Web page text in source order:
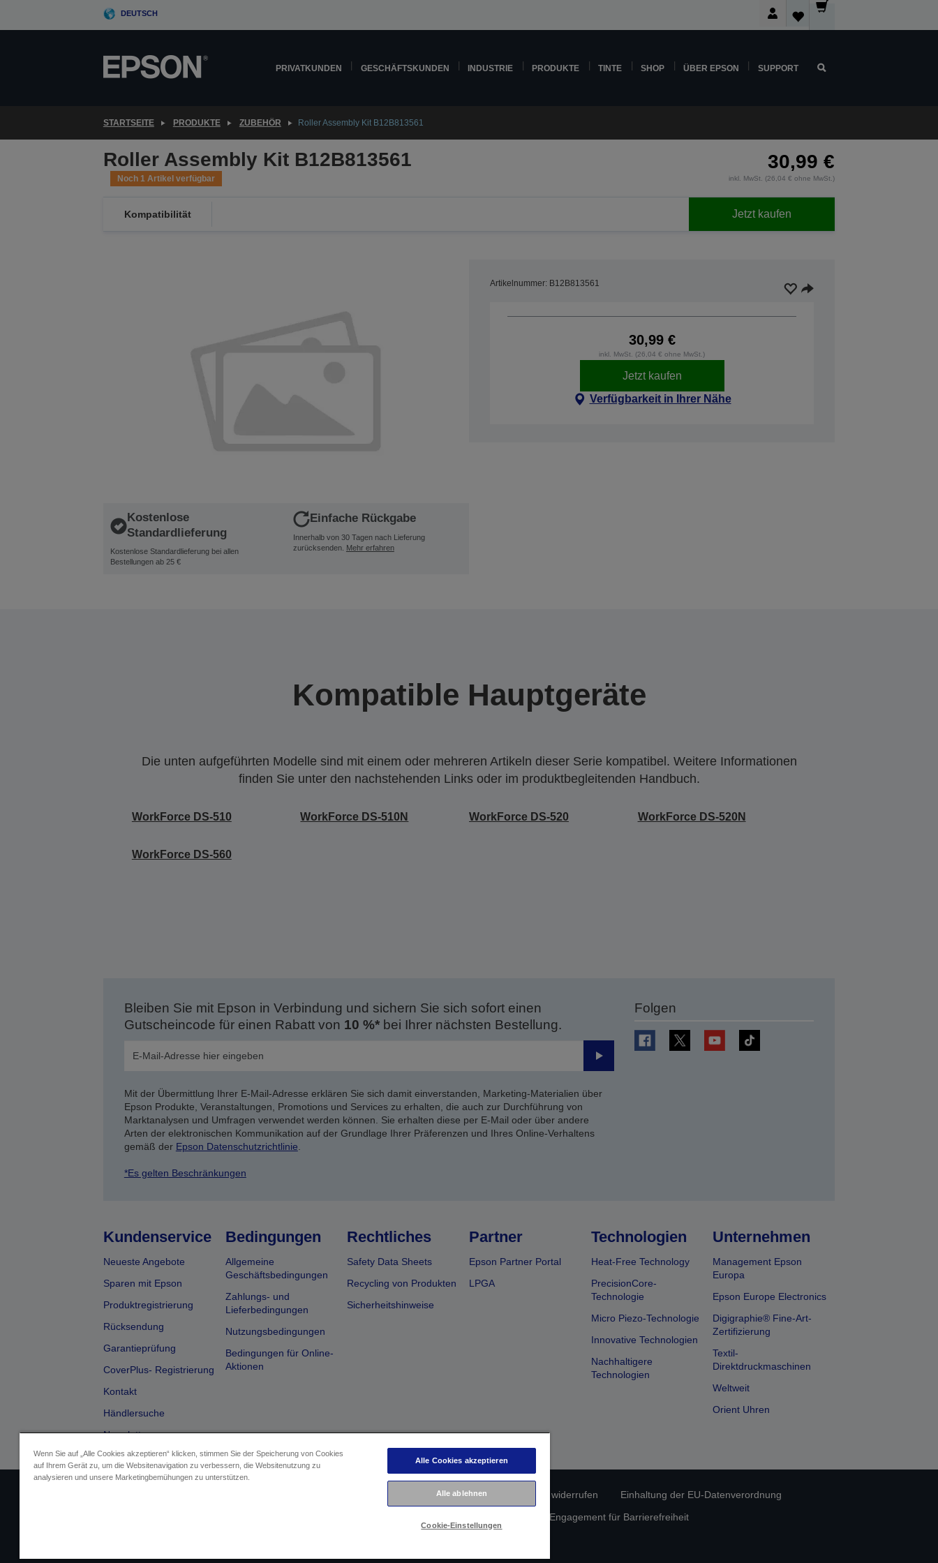
DEUTSCH
PRIVATKUNDEN GESCHÄFTSKUNDEN INDUSTRIE PRODUKTE TINTE SHOP ÜBER EPSON SUPPORT
STARTSEITE PRODUKTE ZUBEHÖR Roller Assembly Kit B12B813561
Roller Assembly Kit B12B813561
Noch 1 Artikel verfügbar
30,99 €
inkl. MwSt. (26,04 € ohne MwSt.)
Kompatibilität Jetzt kaufen
Kostenlose
Standardlieferung
Kostenlose Standardlieferung bei allen
Bestellungen ab 25 €
Einfache Rückgabe
Innerhalb von 30 Tagen nach Lieferung
zurücksenden. Mehr erfahren
Artikelnummer: B12B813561
30,99 €
inkl. MwSt. (26,04 € ohne MwSt.)
Jetzt kaufen
Verfügbarkeit in Ihrer Nähe
Kompatible Hauptgeräte
Die unten aufgeführten Modelle sind mit einem oder mehreren Artikeln dieser Serie kompatibel. Weitere Informationen
finden Sie unter den nachstehenden Links oder im produktbegleitenden Handbuch.
WorkForce DS-510 WorkForce DS-510N WorkForce DS-520 WorkForce DS-520N
WorkForce DS-560
Bleiben Sie mit Epson in Verbindung und sichern Sie sich sofort einen
Gutscheincode für einen Rabatt von 10 %*bei Ihrer nächsten Bestellung.
Senden
Mit der Übermittlung Ihrer E-Mail-Adresse erklären Sie sich damit einverstanden, Marketing-Materialien über
Epson Produkte, Veranstaltungen, Promotions und Services zu erhalten, die auch zur Durchführung von
Marktanalysen und Umfragen verwendet werden können. Sie erhalten diese per E-Mail oder über andere
Arten der elektronischen Kommunikation auf der Grundlage Ihrer Präferenzen und Ihres Online-Verhaltens
gemäß der Epson Datenschutzrichtlinie
*Es gelten Beschränkungen
Folgen
Kundenservice
Neueste Angebote
Sparen mit Epson
Produktregistrierung
Rücksendung
Garantieprüfung
CoverPlus- Registrierung
Kontakt
Händlersuche
Newsletter
Bedingungen
Allgemeine
Geschäftsbedingungen
Zahlungs- und
Lieferbedingungen
Nutzungsbedingungen
Bedingungen für Online-
Aktionen
Rechtliches
Safety Data Sheets
Recycling von Produkten
Sicherheitshinweise
Partner
Epson Partner Portal
LPGA
Technologien
Heat-Free Technology
PrecisionCore-
Technologie
Micro Piezo-Technologie
Innovative Technologien
Nachhaltigere
Technologien
Unternehmen
Management Epson
Europa
Epson Europe Electronics
Digigraphie® Fine-Art-
Zertifizierung
Textil-
Direktdruckmaschinen
Weltweit
Orient Uhren
Datenschutzrichtlinie Vertrag widerrufen
Einhaltung der EU-Datenverordnung
Epson Engagement für Barrierefreiheit
Wenn Sie auf „Alle Cookies akzeptieren“ klicken, stimmen Sie der Speicherung von Cookies
auf Ihrem Gerät zu, um die Websitenavigation zu verbessern, die Websitenutzung zu
analysieren und unsere Marketingbemühungen zu unterstützen.
Alle Cookies akzeptieren
Alle ablehnen
Cookie-Einstellungen